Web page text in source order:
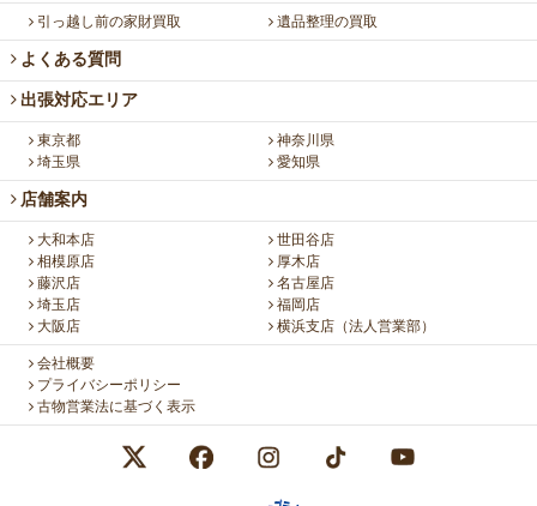
引っ越し前の家財買取 遺品整理の買取
よくある質問
出張対応エリア
東京都
神奈川県
埼玉県
愛知県
店舗案内
大和本店
世田谷店
相模原店
厚木店
藤沢店
名古屋店
埼玉店
福岡店
大阪店
横浜支店（法人営業部）
会社概要
プライバシーポリシー
古物営業法に基づく表示